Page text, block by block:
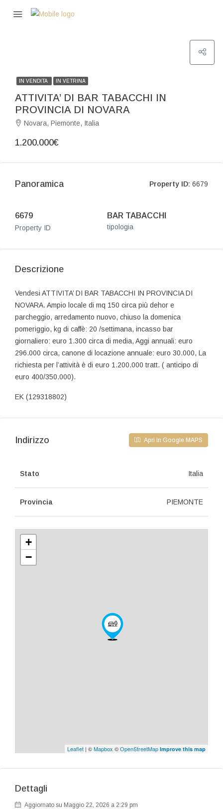
IN VENDITA IN VETRINA
ATTIVITA’ DI BAR TABACCHI IN
PROVINCIA DI NOVARA
Novara, Piemonte, Italia
1.200.000€
Panoramica Property ID: 6679
6679
Property ID
BAR TABACCHI
tipologia
Descrizione
Vendesi ATTIVITA’ DI BAR TABACCHI IN PROVINCIA DI
NOVARA. Ampio locale di mq 150 circa più dehor e
parcheggio, arredamento nuovo, chiuso la domenica
pomeriggio, kg di caffè: 20 /settimana, incasso bar
giornaliero: euro 1.300 circa di media, Aggi annuali: euro
296.000 circa, canone di locazione annuale: euro 30.000, La
richiesta per l’attività è di euro 1.200.000 tratt. ( anticipo di
euro 400/350.000).
EK (129318802)
Indirizzo Apri in Google MAPS
Stato Italia
Provincia PIEMONTE
+
−
Leaflet | ©Mapbox ©OpenStreetMap Improve this map
Dettagli
Aggiornato su Maggio 22, 2026 a 2:29 pm